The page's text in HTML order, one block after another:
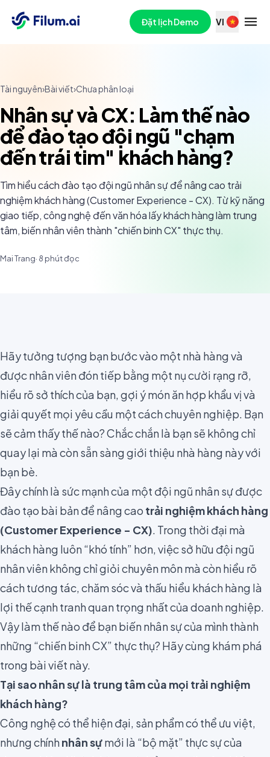
Đặt lịch Demo VI
Tài nguyên›Bài viết›Chưa phân loại
Nhân sự và CX: Làm thế nào
để đào tạo đội ngũ "chạm
đến trái tim" khách hàng?
Tìm hiểu cách đào tạo đội ngũ nhân sự để nâng cao trải
nghiệm khách hàng (Customer Experience - CX). Từ kỹ năng
giao tiếp, công nghệ đến văn hóa lấy khách hàng làm trung
tâm, biến nhân viên thành "chiến binh CX" thực thụ.
Mai Trang· 8 phút đọc
Hãy tưởng tượng bạn bước vào một nhà hàng và
được nhân viên đón tiếp bằng một nụ cười rạng rỡ,
hiểu rõ sở thích của bạn, gợi ý món ăn hợp khẩu vị và
giải quyết mọi yêu cầu một cách chuyên nghiệp. Bạn
sẽ cảm thấy thế nào? Chắc chắn là bạn sẽ không chỉ
quay lại mà còn sẵn sàng giới thiệu nhà hàng này với
bạn bè.
Đây chính là sức mạnh của một đội ngũ nhân sự được
đào tạo bài bản để nâng cao trải nghiệm khách hàng
(Customer Experience - CX). Trong thời đại mà
khách hàng luôn “khó tính” hơn, việc sở hữu đội ngũ
nhân viên không chỉ giỏi chuyên môn mà còn hiểu rõ
cách tương tác, chăm sóc và thấu hiểu khách hàng là
lợi thế cạnh tranh quan trọng nhất của doanh nghiệp.
Vậy làm thế nào để bạn biến nhân sự của mình thành
những “chiến binh CX” thực thụ? Hãy cùng khám phá
trong bài viết này.
Tại sao nhân sự là trung tâm của mọi trải nghiệm
khách hàng?
Công nghệ có thể hiện đại, sản phẩm có thể ưu việt,
nhưng chínhnhân sựmới là “bộ mặt” thực sự của